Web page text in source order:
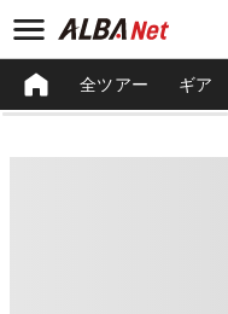
全ツアー ギア